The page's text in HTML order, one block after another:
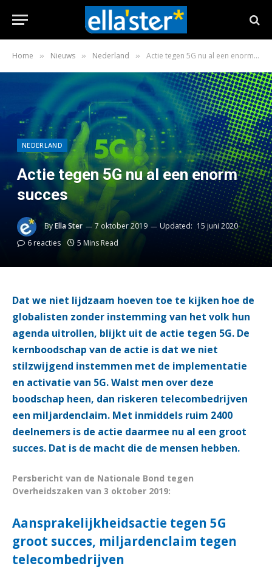
Home » Nieuws » Nederland » Actie tegen 5G nu al een enorm succes
NEDERLAND
Actie tegen 5G nu al een enorm
succes
ByElla Ster 7 oktober 2019 Updated: 15 juni 2020
6 reacties
5 Mins Read
Dat we niet lijdzaam hoeven toe te kijken hoe de
globalisten zonder instemming van het volk hun
agenda uitrollen, blijkt uit de actie tegen 5G. De
kernboodschap van de actie is dat we niet
stilzwijgend instemmen met de implementatie
en activatie van 5G. Walst men over deze
boodschap heen, dan riskeren telecombedrijven
een miljardenclaim. Met inmiddels ruim 2400
deelnemers is de actie daarmee nu al een groot
succes. Dat is de macht die de mensen hebben.
Persbericht van de Nationale Bond tegen
Overheidszaken van 3 oktober 2019:
Aansprakelijkheidsactie tegen 5G
groot succes, miljardenclaim tegen
telecombedrijven